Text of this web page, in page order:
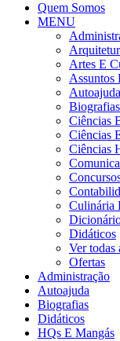
Augusto
Stoker
Quem Somos
MENU
Artes E
Assuntos
Autoajuda
Biografias
Ciências
Ciências
Ciências
Culinária
Didáticos
Ver todas
Ofertas
Administração
Autoajuda
Biografias
Didáticos
HQs E Mangás